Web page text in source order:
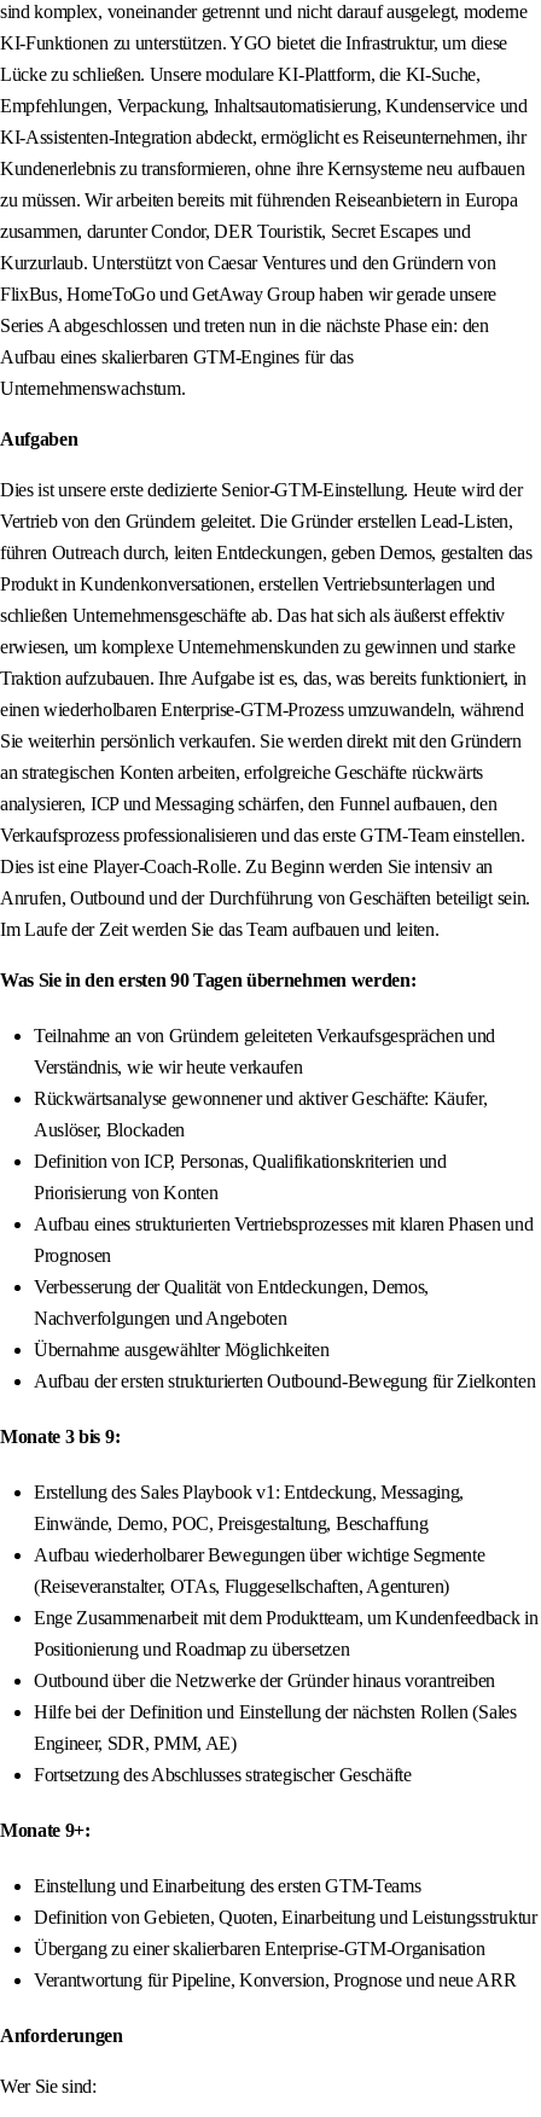
sind komplex, voneinander getrennt und nicht darauf ausgelegt, moderne
KI-Funktionen zu unterstützen. YGO bietet die Infrastruktur, um diese
Lücke zu schließen. Unsere modulare KI-Plattform, die KI-Suche,
Empfehlungen, Verpackung, Inhaltsautomatisierung, Kundenservice und
KI-Assistenten-Integration abdeckt, ermöglicht es Reiseunternehmen, ihr
Kundenerlebnis zu transformieren, ohne ihre Kernsysteme neu aufbauen
zu müssen. Wir arbeiten bereits mit führenden Reiseanbietern in Europa
zusammen, darunter Condor, DER Touristik, Secret Escapes und
Kurzurlaub. Unterstützt von Caesar Ventures und den Gründern von
FlixBus, HomeToGo und GetAway Group haben wir gerade unsere
Series A abgeschlossen und treten nun in die nächste Phase ein: den
Aufbau eines skalierbaren GTM-Engines für das
Unternehmenswachstum.
Aufgaben
Dies ist unsere erste dedizierte Senior-GTM-Einstellung. Heute wird der
Vertrieb von den Gründern geleitet. Die Gründer erstellen Lead-Listen,
führen Outreach durch, leiten Entdeckungen, geben Demos, gestalten das
Produkt in Kundenkonversationen, erstellen Vertriebsunterlagen und
schließen Unternehmensgeschäfte ab. Das hat sich als äußerst effektiv
erwiesen, um komplexe Unternehmenskunden zu gewinnen und starke
Traktion aufzubauen. Ihre Aufgabe ist es, das, was bereits funktioniert, in
einen wiederholbaren Enterprise-GTM-Prozess umzuwandeln, während
Sie weiterhin persönlich verkaufen. Sie werden direkt mit den Gründern
an strategischen Konten arbeiten, erfolgreiche Geschäfte rückwärts
analysieren, ICP und Messaging schärfen, den Funnel aufbauen, den
Verkaufsprozess professionalisieren und das erste GTM-Team einstellen.
Dies ist eine Player-Coach-Rolle. Zu Beginn werden Sie intensiv an
Anrufen, Outbound und der Durchführung von Geschäften beteiligt sein.
Im Laufe der Zeit werden Sie das Team aufbauen und leiten.
Was Sie in den ersten 90 Tagen übernehmen werden:
Teilnahme an von Gründern geleiteten Verkaufsgesprächen und
Verständnis, wie wir heute verkaufen
Rückwärtsanalyse gewonnener und aktiver Geschäfte: Käufer,
Auslöser, Blockaden
Definition von ICP, Personas, Qualifikationskriterien und
Priorisierung von Konten
Aufbau eines strukturierten Vertriebsprozesses mit klaren Phasen und
Prognosen
Verbesserung der Qualität von Entdeckungen, Demos,
Nachverfolgungen und Angeboten
Übernahme ausgewählter Möglichkeiten
Aufbau der ersten strukturierten Outbound-Bewegung für Zielkonten
Monate 3 bis 9:
Erstellung des Sales Playbook v1: Entdeckung, Messaging,
Einwände, Demo, POC, Preisgestaltung, Beschaffung
Aufbau wiederholbarer Bewegungen über wichtige Segmente
(Reiseveranstalter, OTAs, Fluggesellschaften, Agenturen)
Enge Zusammenarbeit mit dem Produktteam, um Kundenfeedback in
Positionierung und Roadmap zu übersetzen
Outbound über die Netzwerke der Gründer hinaus vorantreiben
Hilfe bei der Definition und Einstellung der nächsten Rollen (Sales
Engineer, SDR, PMM, AE)
Fortsetzung des Abschlusses strategischer Geschäfte
Monate 9+:
Einstellung und Einarbeitung des ersten GTM-Teams
Definition von Gebieten, Quoten, Einarbeitung und Leistungsstruktur
Übergang zu einer skalierbaren Enterprise-GTM-Organisation
Verantwortung für Pipeline, Konversion, Prognose und neue ARR
Anforderungen
Wer Sie sind: